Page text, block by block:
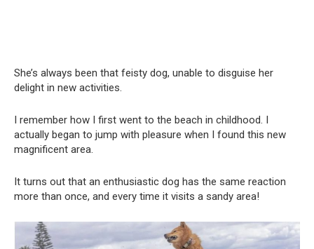
She’s always been that feisty dog, unable to disguise her
delight in new activities.
I remember how I first went to the beach in childhood. I
actually began to jump with pleasure when I found this new
magnificent area.
It turns out that an enthusiastic dog has the same reaction
more than once, and every time it visits a sandy area!